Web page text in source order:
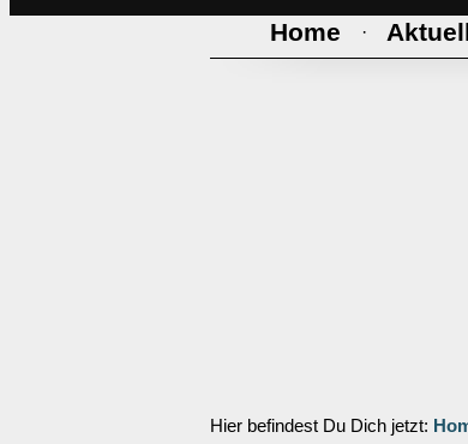
Home ·
Hier befindest Du Dich jetzt: